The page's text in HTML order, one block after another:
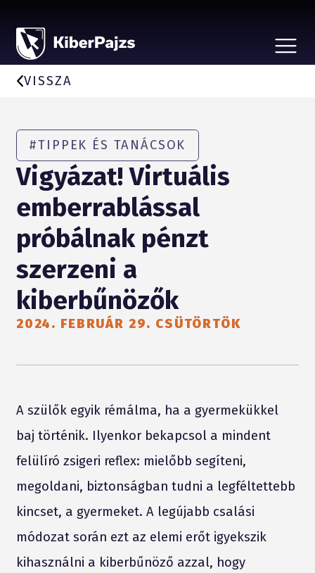
CSALÁSTÍPUSOK
HÍREK
PARTNEREKNEK
VISSZA
#TIPPEK ÉS TANÁCSOK
Vigyázat! Virtuális
emberrablással
próbálnak pénzt
szerzeni a
kiberbűnözők
2024. FEBRUÁR 29. CSÜTÖRTÖK
A szülők egyik rémálma, ha a gyermekükkel
baj történik. Ilyenkor bekapcsol a mindent
felülíró zsigeri reflex: mielőbb segíteni,
megoldani, biztonságban tudni a legféltettebb
kincset, a gyermeket. A legújabb csalási
módozat során ezt az elemi erőt igyekszik
kihasználni a kiberbűnöző azzal, hogy